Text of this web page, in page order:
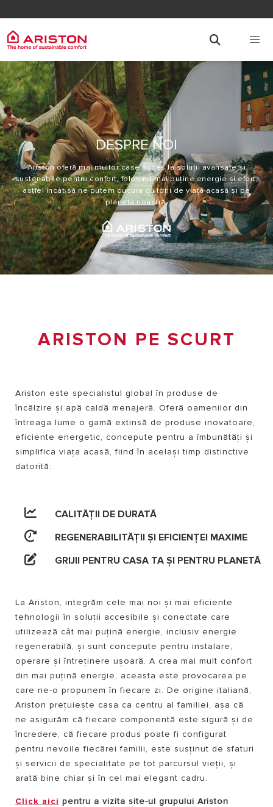
DESPRE NOI
Ariston oferă mai multor case acces la soluții avansate şi
sustenabile pentru confort, folosind mai puține energie și efort,
astfel încât să ne putem bucura cu toții de viață acasă și pe
planeta noastră.
ARISTON PE SCURT
Ariston este specialistul global în produse de
încălzire și apă caldă menajeră. Oferă oamenilor din
întreaga lume o gamă extinsă de produse inovatoare,
eficiente energetic, concepute pentru a îmbunătăți și
simplifica viața acasă, fiind în același timp distinctive
datorită:
CALITĂȚII DE DURATĂ
REGENERABILITĂȚII ȘI EFICIENȚEI MAXIME
GRIJII PENTRU CASA TA ȘI PENTRU PLANETĂ
La Ariston, integrăm cele mai noi și mai eficiente
tehnologii în soluții accesibile și conectate care
utilizează cât mai puțină energie, inclusiv energie
regenerabilă, și sunt concepute pentru instalare,
operare și întreținere ușoară. A crea mai mult confort
din mai puțină energie, aceasta este provocarea pe
care ne-o propunem în fiecare zi. De origine italiană,
Ariston prețuiește casa ca centru al familiei, așa că
ne asigurăm că fiecare componentă este sigură și de
încredere, că fiecare produs poate fi configurat
pentru nevoile fiecărei familii, este susținut de sfaturi
și servicii de specialitate pe tot parcursul vieții, și
arată bine chiar și în cel mai elegant cadru.
Click aici pentru a vizita site-ul grupului Ariston